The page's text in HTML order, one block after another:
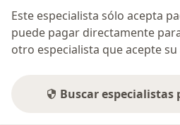
Este especialista sólo acepta
puede pagar directamente
otro especialista que acepte
Buscar especialistas